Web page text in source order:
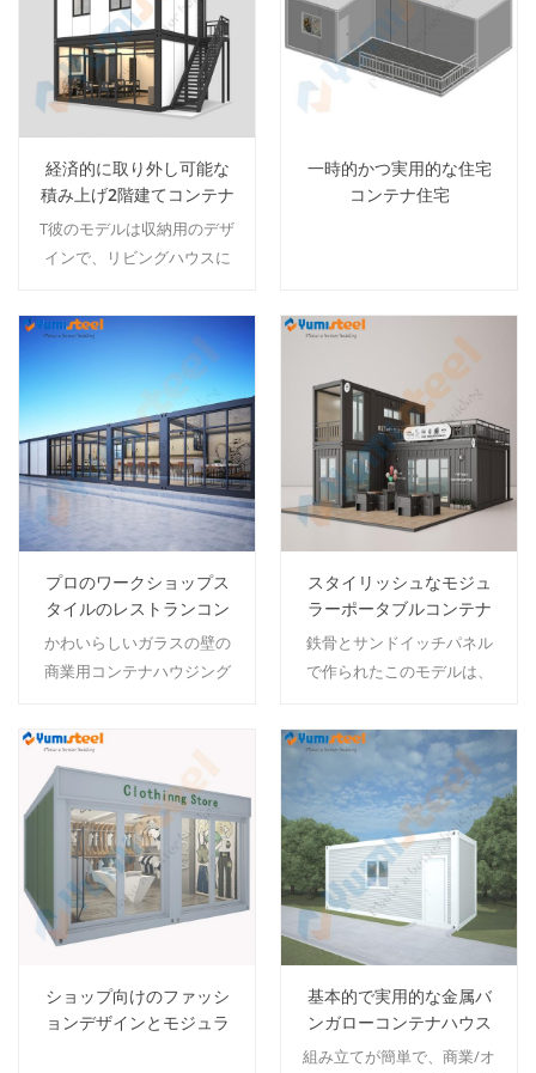
用と時間を支払うことがで
きます. カスタマイズされて
いるので、私た
経済的に取り外し可能な
積み上げ2階建てコンテナ
ハウス
T彼のモデルは収納用のデザ
インで、リビングハウスに
壁は、リビングルームに十
分な明るさを確保するのに
適しています。また、最上
階に大きな部屋を個別に配
置することもできます。 お
客様のご要望に応じてレイ
アウトを変更す�
続きを読む
一時的かつ実用的な住宅
コンテナ住宅
続きを読む
プロのワークショップス
タイルのレストランコン
テナハウジング
かわいらしいガラスの壁の
商業用コンテナハウジング
る透明な視野につながりま
す。 MOQ：1セット
続きを読む
スタイリッシュなモジュ
ラーポータブルコンテナ
ハウス
鉄骨とサンドイッチパネル
で作られたこのモデルは、
き、生活も可能です.
MOQ：1セット.
続きを読む
ショップ向けのファッシ
ョンデザインとモジュラ
基本的で実用的な金属バ
ンガローコンテナハウス
組み立てが簡単で、商業/オ